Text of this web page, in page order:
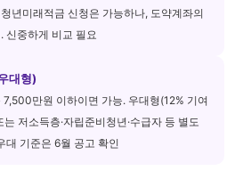
년미래적금 신청은 가능하나, 도약계좌의
신중하게 비교 필요
대형)
만원 이하이면 가능. 우대형(12% 기여
저소득층·자립준비청년·수급자 등 별도
대 기준은 6월 공고 확인